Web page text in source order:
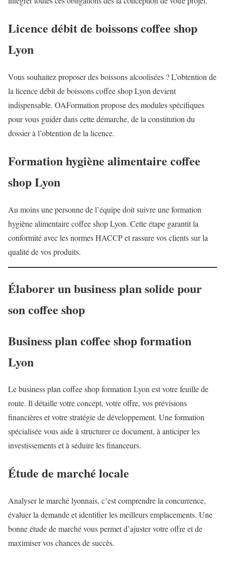
Licence débit de boissons coffee shop
Lyon
Vous souhaitez proposer des boissons alcoolisées ? L’obtention de
la licence débit de boissons coffee shop Lyon devient
indispensable. OAFormation propose des modules spécifiques
pour vous guider dans cette démarche, de la constitution du
dossier à l’obtention de la licence.
Formation hygiène alimentaire coffee
shop Lyon
Au moins une personne de l’équipe doit suivre une formation
hygiène alimentaire coffee shop Lyon. Cette étape garantit la
conformité avec les normes HACCP et rassure vos clients sur la
qualité de vos produits.
Élaborer un business plan solide pour
son coffee shop
Business plan coffee shop formation
Lyon
Le business plan coffee shop formation Lyon est votre feuille de
route. Il détaille votre concept, votre offre, vos prévisions
financières et votre stratégie de développement. Une formation
spécialisée vous aide à structurer ce document, à anticiper les
investissements et à séduire les financeurs.
Étude de marché locale
Analyser le marché lyonnais, c’est comprendre la concurrence,
évaluer la demande et identifier les meilleurs emplacements. Une
bonne étude de marché vous permet d’ajuster votre offre et de
maximiser vos chances de succès.